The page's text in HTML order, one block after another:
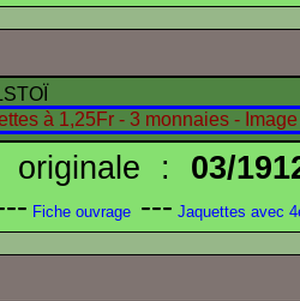
: 03/
Fiche ouvrage --- Jaquettes avec